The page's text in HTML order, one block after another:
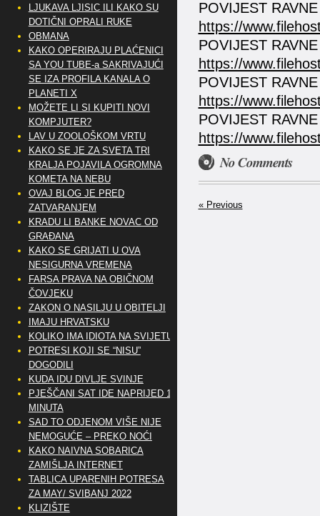
POVIJEST
https://
POVIJEST
https://
POVIJEST
https://
POVIJEST
https://
No Comments
« Previous
LJUKAVA LJISIC ILI KAKO SU
DOTIČNI OPRALI RUKE
OBMANA
KAKO OPERIRAJU PLAĆENICI
SA YOU TUBE-a SAKRIVAJUĆI
SE IZA PROFILA KANALA O
PLANETI X
MOŽETE LI SI KUPITI NOVI
KOMPJUTER?
LAV U ZOOLOŠKOM VRTU
KAKO SE JE ZA SVETA TRI
KRALJA POJAVILA OGROMNA
KOMETA NA NEBU
OVAJ BLOG JE PRED
ZATVARANJEM
KRADU LI BANKE NOVAC OD
GRAĐANA
KAKO SE GRIJATI U OVA
NESIGURNA VREMENA
FARSA PRAVA NA OBIČNOM
ČOVJEKU
ZAKON O NASILJU U OBITELJI
IMAJU HRVATSKU
KOLIKO IMA IDIOTA NA SVIJETU?
POTRESI KOJI SE “NISU”
DOGODILI
KUDA IDU DIVLJE SVINJE
PJEŠČANI SAT IDE NAPRIJED 10
MINUTA
SAD TO ODJENOM VIŠE NIJE
NEMOGUĆE – PREKO NOĆI
KAKO NAIVNA SOBARICA
ZAMIŠLJA INTERNET
TABLICA UPARENIH POTRESA
ZA MAY/ SVIBANJ 2022
KLIZIŠTE